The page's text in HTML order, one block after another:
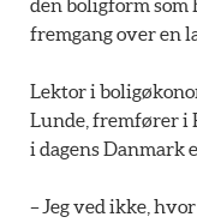
den boligform
fremgang over en
Lektor i
Lunde, fremfører i
i dagens Danmark
– Jeg ved ikke,